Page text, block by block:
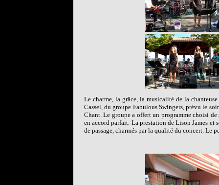
Le charme, la grâce, la musicalité de la
Cassel, du groupe Fabulous Swingers, prévu le
Chant. Le groupe a offert un programme choisi
en accord parfait. La prestation de Lison James et
de passage, charmés par la qualité du concert. Le